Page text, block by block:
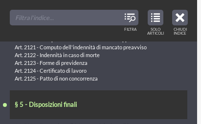
TABLE
OF
CONTENTS
CHIUDI
INDICE
TOC
TITLES
FILTRA
VIEW
ONLY
ARTICLES
IN
TABLE
SOLO
ARTICOLI
§ 4 - Dell’estinzione del rapporto di lavoro
Art. 2118 - Recesso dal contratto a tempo indeterminato
Art. 2121 - Computo dell'indennità di mancato preavviso
Art. 2122 - Indennità in caso di morte
Art. 2123 - Forme di previdenza
Art. 2124 - Certificato di lavoro
Art. 2125 - Patto di non concorrenza
§ 5 - Disposizioni finali